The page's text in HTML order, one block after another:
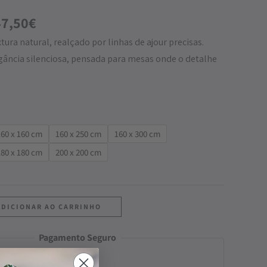
€
natural, realçado por linhas de ajour precisas.
silenciosa, pensada para mesas onde o detalhe
x 160 cm 160 x 250 cm
160 x 300 cm
x 180 cm 200 x 200 cm
AO CARRINHO
Pagamento Seguro